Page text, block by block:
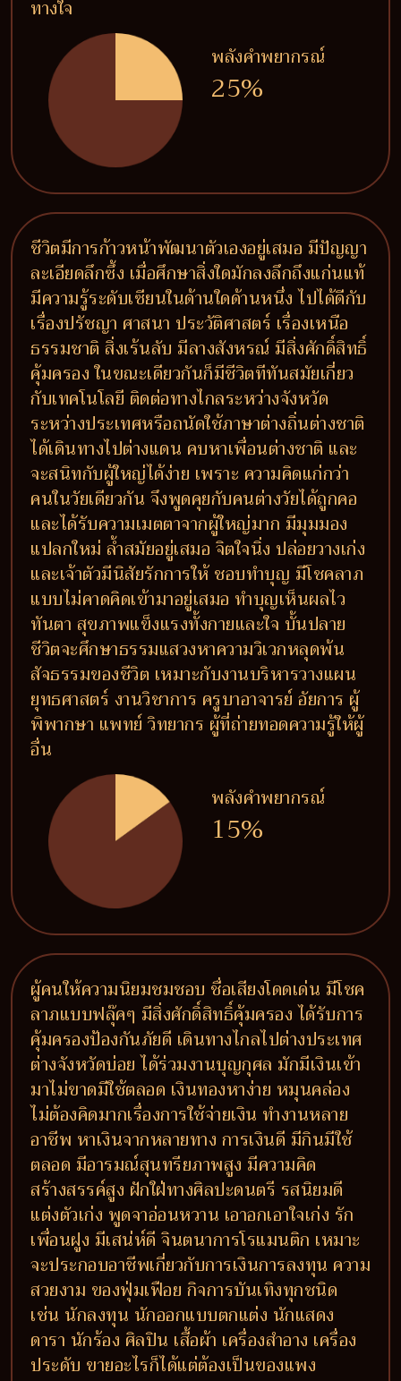
ทางใจ
พลังคำพยากรณ์
25%
ชีวิตมีการก้าวหน้าพัฒนาตัวเองอยู่เสมอ มีปัญญา
ละเอียดลึกซึ้ง เมื่อศึกษาสิ่งใดมักลงลึกถึงแก่นแท้
มีความรู้ระดับเซียนในด้านใดด้านหนึ่ง ไปได้ดีกับ
เรื่องปรัชญา ศาสนา ประวัติศาสตร์ เรื่องเหนือ
ธรรมชาติ สิ่งเร้นลับ มีลางสังหรณ์ มีสิ่งศักดิ์สิทธิ์
คุ้มครอง ในขณะเดียวกันก็มีชีวิตทีทันสมัยเกี่ยว
กับเทคโนโลยี ติดต่อทางไกลระหว่างจังหวัด
ระหว่างประเทศหรือถนัดใช้ภาษาต่างถิ่นต่างชาติ
ได้เดินทางไปต่างแดน คบหาเพื่อนต่างชาติ และ
จะสนิทกับผู้ใหญ่ได้ง่าย เพราะ ความคิดแก่กว่า
คนในวัยเดียวกัน จึงพูดคุยกับคนต่างวัยได้ถูกคอ
และได้รับความเมตตาจากผู้ใหญ่มาก มีมุมมอง
แปลกใหม่ ล้ำสมัยอยู่เสมอ จิตใจนิ่ง ปล่อยวางเก่ง
และเจ้าตัวมีนิสัยรักการให้ ชอบทำบุญ มีโชคลาภ
แบบไม่คาดคิดเข้ามาอยู่เสมอ ทำบุญเห็นผลไว
ทันตา สุขภาพแข็งแรงทั้งกายและใจ บั้นปลาย
ชีวิตจะศึกษาธรรมแสวงหาความวิเวกหลุดพ้น
สัจธรรมของชีวิต เหมาะกับงานบริหารวางแผน
ยุทธศาสตร์ งานวิชาการ ครูบาอาจารย์ อัยการ ผู้
พิพากษา แพทย์ วิทยากร ผู้ที่ถ่ายทอดความรู้ให้ผู้
อื่น
พลังคำพยากรณ์
15%
ผู้คนให้ความนิยมชมชอบ ชื่อเสียงโดดเด่น มีโชค
ลาภแบบฟลุ๊คๆ มีสิ่งศักดิ์สิทธิ์คุ้มครอง ได้รับการ
คุ้มครองป้องกันภัยดี เดินทางไกลไปต่างประเทศ
ต่างจังหวัดบ่อย ได้ร่วมงานบุญกุศล มักมีเงินเข้า
มาไม่ขาดมีใช้ตลอด เงินทองหาง่าย หมุนคล่อง
ไม่ต้องคิดมากเรื่องการใช้จ่ายเงิน ทำงานหลาย
อาชีพ หาเงินจากหลายทาง การเงินดี มีกินมีใช้
ตลอด มีอารมณ์สุนทรียภาพสูง มีความคิด
สร้างสรรค์สูง ฝักใฝ่ทางศิลปะดนตรี รสนิยมดี
แต่งตัวเก่ง พูดจาอ่อนหวาน เอาอกเอาใจเก่ง รัก
เพื่อนฝูง มีเสน่ห์ดี จินตนาการโรแมนติก เหมาะ
จะประกอบอาชีพเกี่ยวกับการเงินการลงทุน ความ
สวยงาม ของฟุ่มเฟือย กิจการบันเทิงทุกชนิด
เช่น นักลงทุน นักออกแบบตกแต่ง นักแสดง
ดารา นักร้อง ศิลปิน เสื้อผ้า เครื่องสำอาง เครื่อง
ประดับ ขายอะไรก็ได้แต่ต้องเป็นของแพง